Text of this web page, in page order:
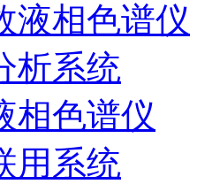
液相色谱仪
析系统
相色谱仪
用系统